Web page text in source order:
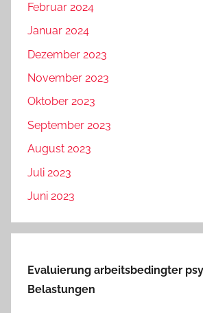
Februar 2024
Januar 2024
Dezember 2023
November 2023
Oktober 2023
September 2023
August 2023
Juli 2023
Juni 2023
Evaluierung arbeitsbedingter
Belastungen